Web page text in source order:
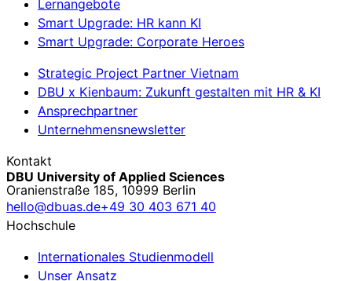
Lernangebote
Smart Upgrade: HR kann KI
Smart Upgrade: Corporate Heroes
Strategic Project Partner Vietnam
DBU x Kienbaum: Zukunft gestalten mit HR & KI
Ansprechpartner
Unternehmensnewsletter
Kontakt
DBU University of Applied Sciences
Oranienstraße 185, 10999 Berlin
hello@dbuas.de+49 30 403 671 40
Hochschule
Internationales Studienmodell
Unser Ansatz